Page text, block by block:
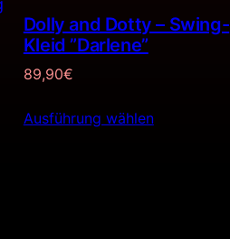
Dolly and Dotty – Swing-
Kleid ”Darlene”
89,90€
Ausführung wählen